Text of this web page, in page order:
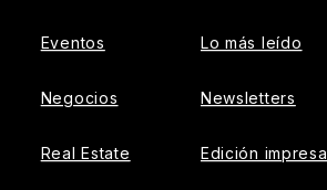
Eventos
Negocios
Real Estate
Lo más leído
Newsletters
Edición impresa